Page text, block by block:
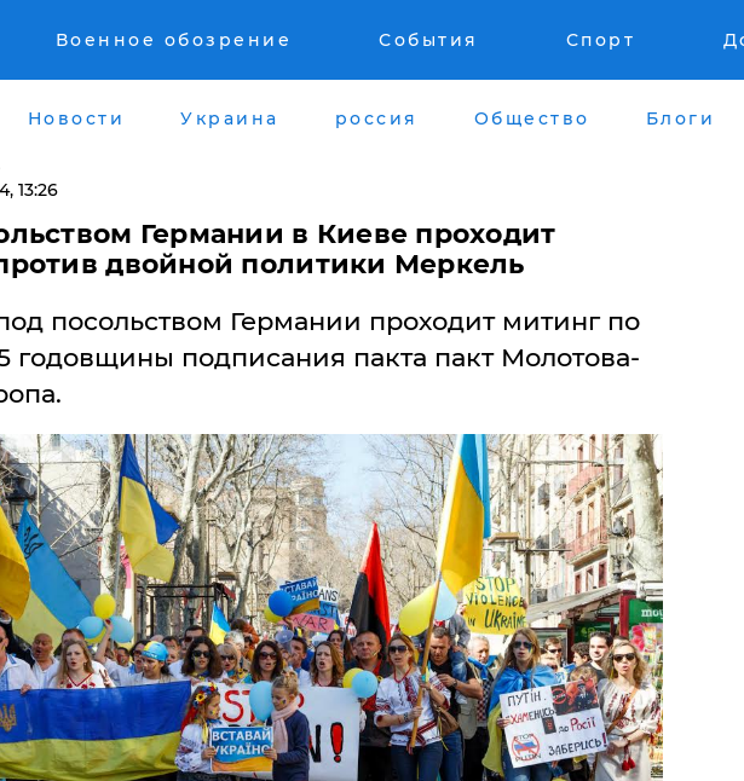
Военное обозрение События Спорт
Новости Украина россия Общество Блоги
13:26
Германии в Киеве проходит
двойной политики Меркель
посольством Германии проходит митинг по
годовщины подписания пакта пакт Молотова-